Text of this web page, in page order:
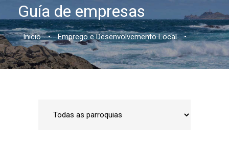
Guía de empresas
Inicio • Emprego e Desenvolvemento Local •